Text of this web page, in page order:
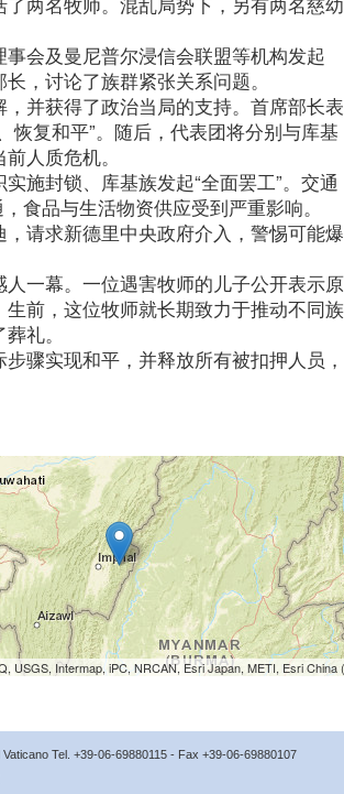
会及曼尼普尔浸信会联盟等机构发起
，讨论了族群紧张关系问题。
并获得了政治当局的支持。首席部长表
恢复和平”。随后，代表团将分别与库基
人质危机。
施封锁、库基族发起“全面罢工”。交通
食品与生活物资供应受到严重影响。
请求新德里中央政府介入，警惕可能爆
一幕。一位遇害牧师的儿子公开表示原
前，这位牧师就长期致力于推动不同
礼。
骤实现和平，并释放所有被扣押人员
Intermap, iPC, NRCAN, Esri Japan, METI, Esri China
Tel. +39-06-69880115 - Fax +39-06-69880107